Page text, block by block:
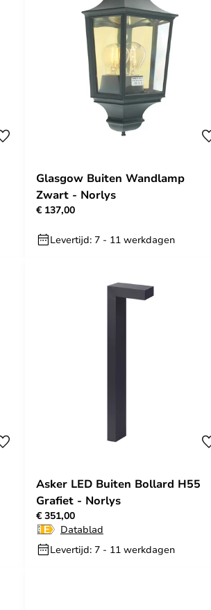
Glasgow Buiten Wandlamp
Zwart - Norlys
€ 137,00
Levertijd: 7 - 11 werkdagen
Asker LED Buiten Bollard H55
Grafiet - Norlys
€ 351,00
Datablad
Levertijd: 7 - 11 werkdagen